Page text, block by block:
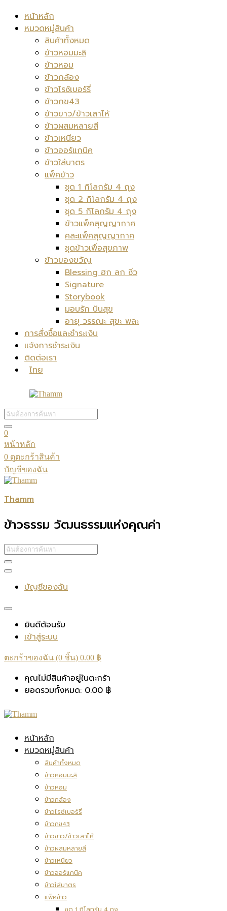
หน้าหลัก
หมวดหมู่สินค้า
สินค้าทั้งหมด
ข้าวหอมมะลิ
ข้าวหอม
ข้าวกล้อง
ข้าวไรซ์เบอร์รี่
ข้าวกข43
ข้าวขาว/ข้าวเสาไห้
ข้าวผสมหลายสี
ข้าวเหนียว
ข้าวออร์แกนิค
ข้าวใส่บาตร
แพ็คข้าว
ชุด 1 กิโลกรัม 4 ถุง
ชุด 2 กิโลกรัม 4 ถุง
ชุด 5 กิโลกรัม 4 ถุง
ข้าวแพ็คสุญญากาศ
คละแพ็คสุญญากาศ
ชุดข้าวเพื่อสุขภาพ
ข้าวของขวัญ
Blessing ฮก ลก ซิ่ว
Signature
Storybook
มอบรัก ปันสุข
อายุ วรรณะ สุขะ พละ
การสั่งซื้อและชำระเงิน
แจ้งการชำระเงิน
ติดต่อเรา
ไทย
0
หน้าหลัก
0 ดูตะกร้าสินค้า
บัญชีของฉัน
Thamm
ข้าวธรรม วัฒนธรรมแห่งคุณค่า
บัญชีของฉัน
ยินดีต้อนรับ
เข้าสู่ระบบ
ตะกร้าของฉัน (0 ชิ้น) 0.00 ฿
คุณไม่มีสินค้าอยู่ในตะกร้า
ยอดรวมทั้งหมด: 0.00 ฿
หน้าหลัก
หมวดหมู่สินค้า
สินค้าทั้งหมด
ข้าวหอมมะลิ
ข้าวหอม
ข้าวกล้อง
ข้าวไรซ์เบอร์รี่
ข้าวกข43
ข้าวขาว/ข้าวเสาไห้
ข้าวผสมหลายสี
ข้าวเหนียว
ข้าวออร์แกนิค
ข้าวใส่บาตร
แพ็คข้าว